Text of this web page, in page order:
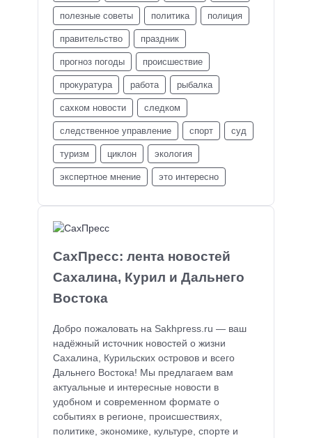
СахПресс: лента новостей
Сахалина, Курил и Дальнего
Востока
Добро пожаловать на Sakhpress.ru — ваш
надёжный источник новостей о жизни
Сахалина, Курильских островов и всего
Дальнего Востока! Мы предлагаем вам
актуальные и интересные новости в
удобном и современном формате о
событиях в регионе, происшествиях,
политике, экономике, культуре, спорте и
полезные советы политика полиция
правительство праздник
прогноз погоды происшествие
прокуратура работа рыбалка
сахком новости следком
следственное управление спорт суд
туризм циклон экология
экспертное мнение это интересно